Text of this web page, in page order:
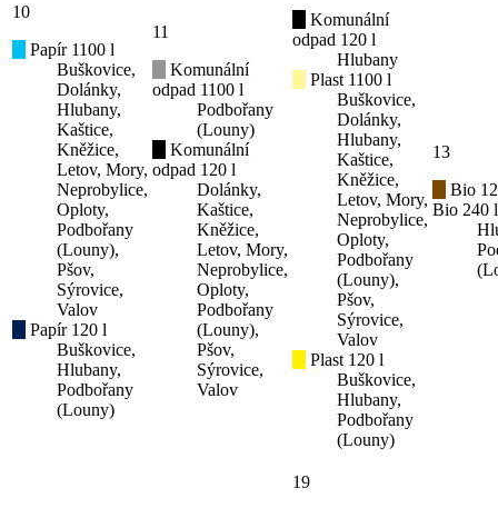
10
Papír 1100 l
Buškovice,
Dolánky,
Hlubany,
Kaštice,
Kněžice,
Letov, Mory,
Neprobylice,
Oploty,
Podbořany
(Louny),
Pšov,
Sýrovice,
Valov
Papír 120 l
Buškovice,
Hlubany,
Podbořany
(Louny)
11
Komunální
odpad 1100 l
Podbořany
(Louny)
Komunální
odpad 120 l
Dolánky,
Kaštice,
Kněžice,
Letov, Mory,
Neprobylice,
Oploty,
Podbořany
(Louny),
Pšov,
Sýrovice,
Valov
Komunální
odpad 120 l
Hlubany
Plast 1100 l
Buškovice,
Dolánky,
Hlubany,
Kaštice,
Kněžice,
Letov, Mory,
Neprobylice,
Oploty,
Podbořany
(Louny),
Pšov,
Sýrovice,
Valov
Plast 120 l
Buškovice,
Hlubany,
Podbořany
(Louny)
13
Bio
Bio 240 l
19